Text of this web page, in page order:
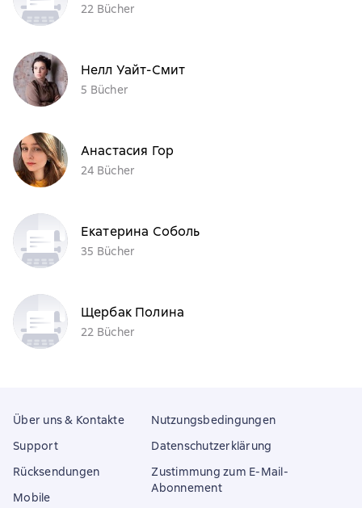
22 Bücher
Нелл Уайт-Смит
5 Bücher
Анастасия Гор
24 Bücher
Екатерина Соболь
35 Bücher
Щербак Полина
22 Bücher
Über uns & Kontakte
Support
Rücksendungen
Mobile
Nutzungsbedingungen
Datenschutzerklärung
Zustimmung zum E-Mail-
Abonnement